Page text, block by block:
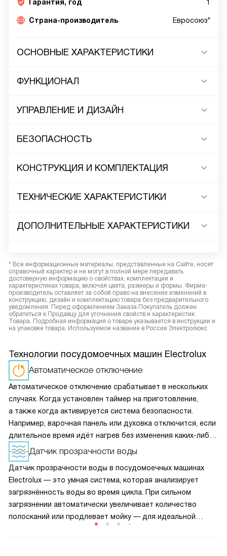
Гарантия, год 1
Страна-производитель Евросоюз*
ОСНОВНЫЕ ХАРАКТЕРИСТИКИ
ФУНКЦИОНАЛ
УПРАВЛЕНИЕ И ДИЗАЙН
БЕЗОПАСНОСТЬ
КОНСТРУКЦИЯ И КОМПЛЕКТАЦИЯ
ТЕХНИЧЕСКИЕ ХАРАКТЕРИСТИКИ
ДОПОЛНИТЕЛЬНЫЕ ХАРАКТЕРИСТИКИ
* Все информационные материалы, представленные на Сайте, носят
справочный характер и не могут в полной мере передавать
достоверную информацию о свойствах, комплектации и
характеристиках товара, включая цвета, размеры и формы. Фирма-
производитель оставляет за собой право на внесение изменений в
конструкцию, дизайн и комплектацию товара без предварительного
уведомления. Перед оформлением Заказа Покупатель должен
обратиться к Продавцу для уточнения свойств и характеристик
Товара. Подробная информация о товаре указывается в инструкции и
на упаковке товара. Используемое название в России Электролюкс
Технологии посудомоечных машин Electrolux
Автоматическое отключение
Автоматическое отключение срабатывает в нескольких
случаях. Когда установлен таймер на приготовление,
а также когда активируется система безопасности.
Например, варочная панель или духовка отключится, если
длительное время идёт нагрев без изменения каких-либо
настроек, при заливе панели управления. Также приборы
отключатся в случае обнаружения неполадок
Датчик прозрачности воды
Датчик прозрачности воды в посудомоечных машинах
Electrolux — это умная система, которая анализирует
загрязнённость воды во время цикла. При сильном
загрязнении автоматически увеличивает количество
полосканий или продлевает мойку — для идеальной